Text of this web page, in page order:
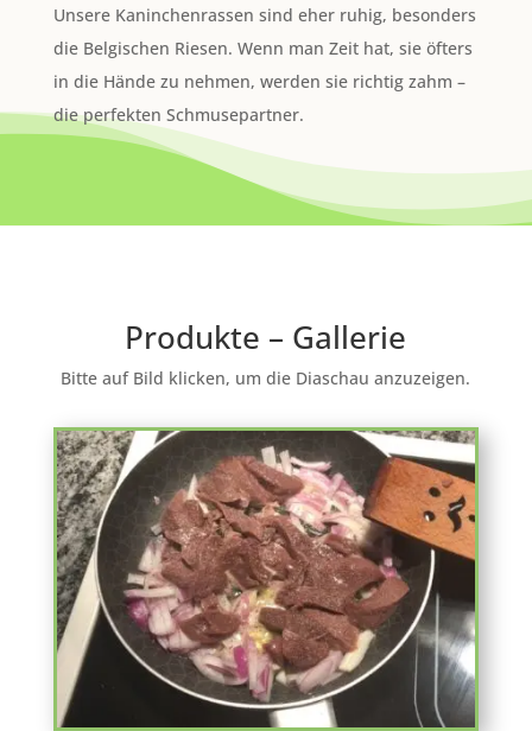
Unsere Kaninchenrassen sind eher ruhig, besonders
die Belgischen Riesen. Wenn man Zeit hat, sie öfters
in die Hände zu nehmen, werden sie richtig zahm –
die perfekten Schmusepartner.
Produkte – Gallerie
Bitte auf Bild klicken, um die Diaschau anzuzeigen.